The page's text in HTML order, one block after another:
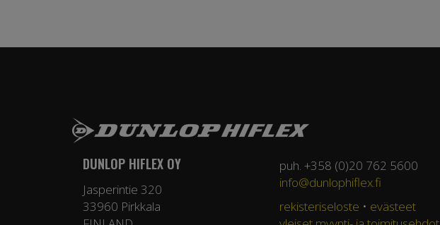
DUNLOP HIFLEX OY
Jasperintie 320
33960 Pirkkala
puh. +358 (0)20 762 5600
info@dunlophiflex.fi
rekisteriseloste • evästeet